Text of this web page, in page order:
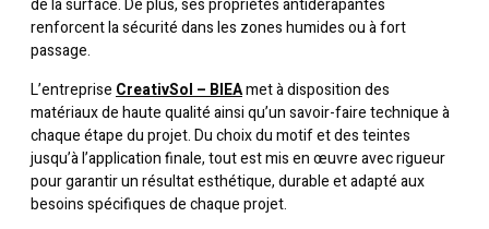
de la surface. De plus, ses propriétés antidérapantes
renforcent la sécurité dans les zones humides ou à fort
passage.
L’entreprise CreativSol – BIEAmet à disposition des
matériaux de haute qualité ainsi qu’un savoir-faire technique à
chaque étape du projet. Du choix du motif et des teintes
jusqu’à l’application finale, tout est mis en œuvre avec rigueur
pour garantir un résultat esthétique, durable et adapté aux
besoins spécifiques de chaque projet.